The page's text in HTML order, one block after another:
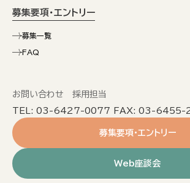
募集要項・エントリー
募集一覧
FAQ
お問い合わせ 採用担当
TEL: 03-6427-0077 FAX: 03-6455-
募集要項・エントリー
Web座談会